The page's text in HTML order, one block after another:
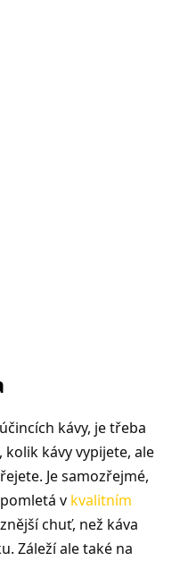
kávy, je třeba
kávy vypijete, ale
Je samozřejmé,
v kvalitním
chuť, než káva
Záleží ale také na